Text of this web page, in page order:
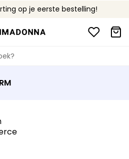
op je eerste bestelling!
boven €90
retourneren